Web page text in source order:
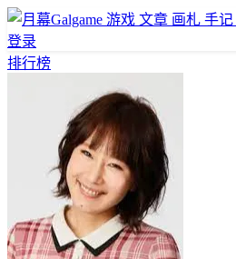
游戏 文章 画札 手记
登录
排行榜